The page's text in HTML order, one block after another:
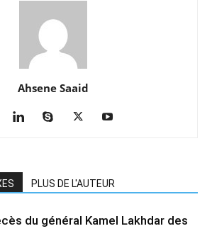
Ahsene Saaid
PLUS DE L'AUTEUR
du général Kamel Lakhdar des